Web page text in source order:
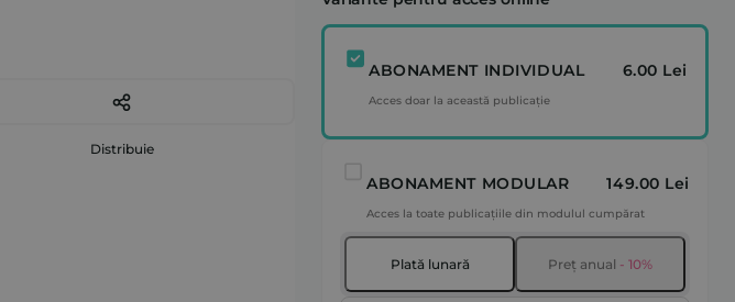
Distribuie
ABONAMENT INDIVIDUAL 6.00 Lei
Acces doar la această publicație
ABONAMENT MODULAR 149.00 Lei
Acces la toate publicațiile din modulul cumpărat
Plată lunară Preț anual - 10%